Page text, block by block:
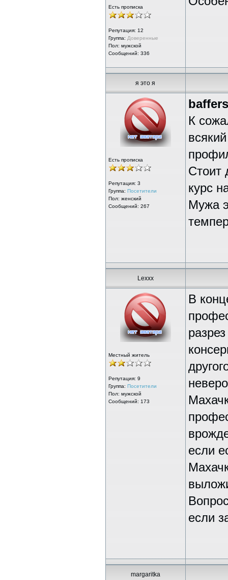
Есть прописка
Репутация: 12
Группа: Доверенные
Пол: мужской
Сообщений: 336
я это я
Есть прописка
Репутация: 3
Группа: Посетители
Пол: женский
Сообщений: 267
К
Стоит
курс
Мужа
Lexxx
Местный житель
Репутация: 9
Группа: Посетители
Пол: мужской
Сообщений: 173
В
если
если
margaritka